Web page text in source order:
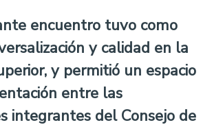
encuentro tuvo como
y calidad en la
y permitió un espacio
entre las
integrantes del Consejo de